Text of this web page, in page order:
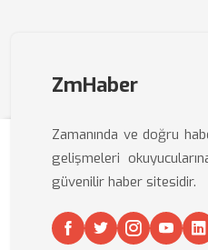
ZmHaber
Zamanında ve doğru
gelişmeleri
güvenilir haber sitesidir.